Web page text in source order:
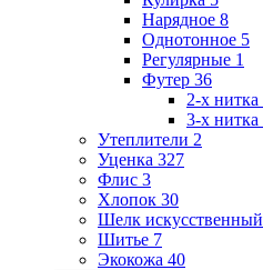
Нарядное 8
Однотонное 5
Регулярные 1
Футер 36
2-х нитка
3-х нитка
Утеплители 2
Уценка 327
Флис 3
Хлопок 30
Шелк искусственный
Шитье 7
Экокожа 40